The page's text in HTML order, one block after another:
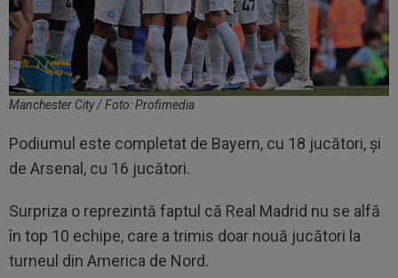
Manchester City / Foto: Profimedia
Podiumul este completat de Bayern, cu 18 jucători, și
de Arsenal, cu 16 jucători.
Surpriza o reprezintă faptul că Real Madrid nu se alfă
în top 10 echipe, care a trimis doar nouă jucători la
turneul din America de Nord.